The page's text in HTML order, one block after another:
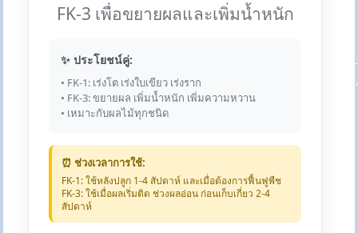
FK-3 เพื่อขยายผลและเพิ่มน้ำหนัก
✨ ประโยชน์คู่:
• FK-1: เร่งโต เร่งใบเขียว เร่งราก
• FK-3: ขยายผล เพิ่มน้ำหนัก เพิ่มความหวาน
• เหมาะกับผลไม้ทุกชนิด
⏰ ช่วงเวลาการใช้:
FK-1: ใช้หลังปลูก 1-4 สัปดาห์ และเมื่อต้องการฟื้นฟูพืช
FK-3: ใช้เมื่อผลเริ่มติด ช่วงผลอ่อน ก่อนเก็บเกี่ยว 2-4
สัปดาห์